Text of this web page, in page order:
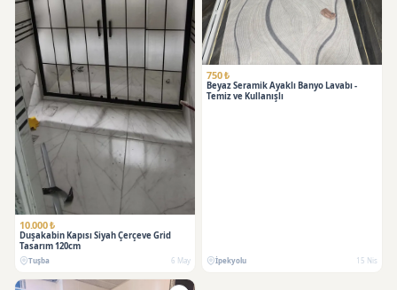
10.000 ₺
Duşakabin Kapısı Siyah Çerçeve Grid
Tasarım 120cm
Tuşba 6 May
750 ₺
Beyaz Seramik Ayaklı Banyo Lavabı -
Temiz ve Kullanışlı
İpekyolu 15 Nis